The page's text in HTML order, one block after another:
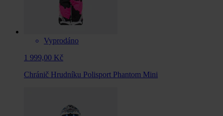
Vyprodáno
1 999,00 Kč
Chránič Hrudníku Polisport Phantom Mini